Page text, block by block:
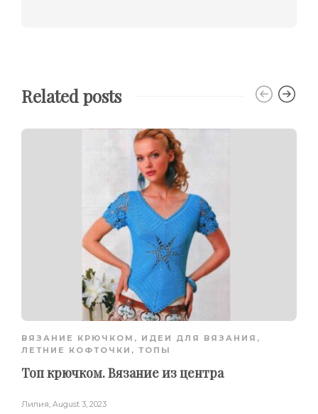
Related posts
ВЯЗАНИЕ КРЮЧКОМ , ИДЕИ ДЛЯ ВЯЗАНИЯ ,
ЛЕТНИЕ КОФТОЧКИ, ТОПЫ
Топ крючком. Вязание из центра
Лилия, August 3, 2023